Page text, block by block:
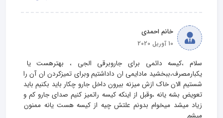
خانم احمدی
10 آوریل 2020
سلام ،کیسه دائمی برای جاروبرقی الجی ، بهترهست یا
یکبارمصرف،ببخشید مادایمی ان داداشتیم وبرای تمیزکردن ان آن را
شستیم الان خاک ازش میزنه بیرون داخل جارو چکار باید بکنیم باید
تعویض بشه یانه ،وقبل از اینکه کیسه راتمیز کنیم صدای جارو کم و
زیاد میشد میخوام بدونم علتش چیه از کیسه هست یانه ممنون
میشم